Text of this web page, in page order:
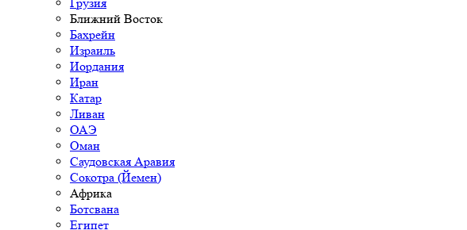
Ближний Восток
Бахрейн
Израиль
Иордания
Иран
Катар
Ливан
ОАЭ
Оман
Саудовская Аравия
Сокотра (Йемен)
Африка
Ботсвана
Египет